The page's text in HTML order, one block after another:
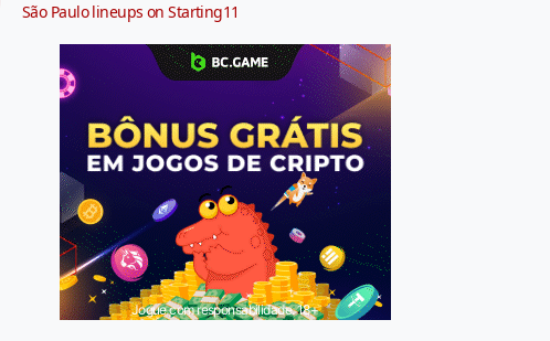
São Paulo lineups on Starting11
Jogue com responsabilidade. 18+